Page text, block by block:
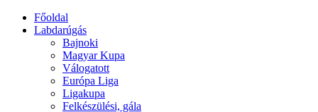
Főoldal
Labdarúgás
Bajnoki
Magyar Kupa
Válogatott
Európa Liga
Ligakupa
Felkészülési, gála